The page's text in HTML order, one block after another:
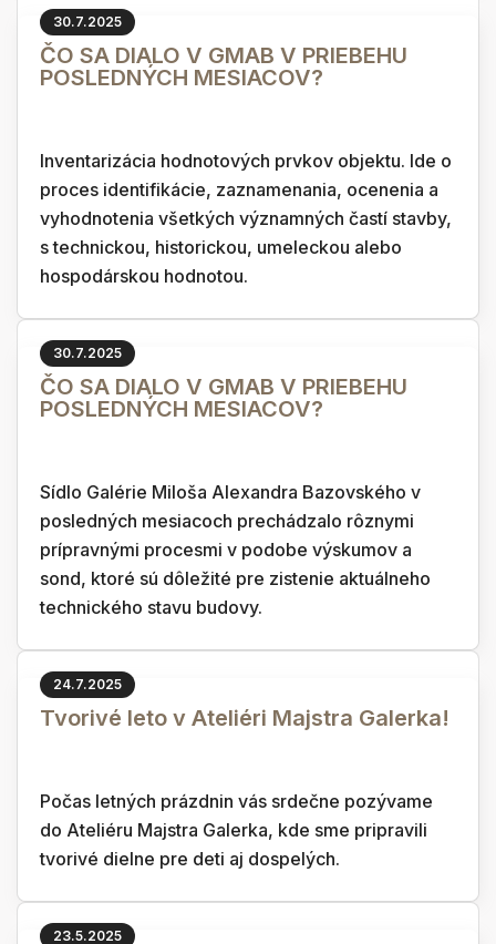
30.7.2025
ČO SA DIALO V GMAB V PRIEBEHU
POSLEDNÝCH MESIACOV?
Inventarizácia hodnotových prvkov objektu. Ide o
proces identifikácie, zaznamenania, ocenenia a
vyhodnotenia všetkých významných častí stavby,
s technickou, historickou, umeleckou alebo
hospodárskou hodnotou.
30.7.2025
ČO SA DIALO V GMAB V PRIEBEHU
POSLEDNÝCH MESIACOV?
Sídlo Galérie Miloša Alexandra Bazovského v
posledných mesiacoch prechádzalo rôznymi
prípravnými procesmi v podobe výskumov a
sond, ktoré sú dôležité pre zistenie aktuálneho
technického stavu budovy.
24.7.2025
Tvorivé leto v Ateliéri Majstra Galerka!
Počas letných prázdnin vás srdečne pozývame
do Ateliéru Majstra Galerka, kde sme pripravili
tvorivé dielne pre deti aj dospelých.
23.5.2025